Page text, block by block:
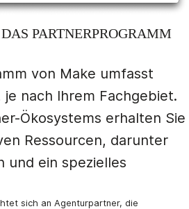
PARTNERPROGRAMM
von Make umfasst
nach Ihrem Fachgebiet.
Ökosystems erhalten Sie
Ressourcen, darunter
und ein spezielles
sich an Agenturpartner, die